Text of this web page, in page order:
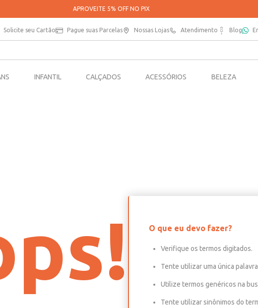
APROVEITE 5% OFF NO PIX
Solicite seu Cartão Pague suas Parcelas Nossas Lojas Atendimento Blog
INFANTIL CALÇADOS ACESSÓRIOS BELEZA
O que eu devo fazer?
Verifique os termos digitados.
Tente utilizar uma única
Utilize termos genéricos na
Tente utilizar sinônimos do